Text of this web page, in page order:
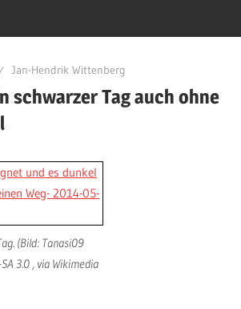
Jan-Hendrik Wittenberg
schwarzer Tag auch ohne
(Bild: Tanasi09
3.0 , via Wikimedia